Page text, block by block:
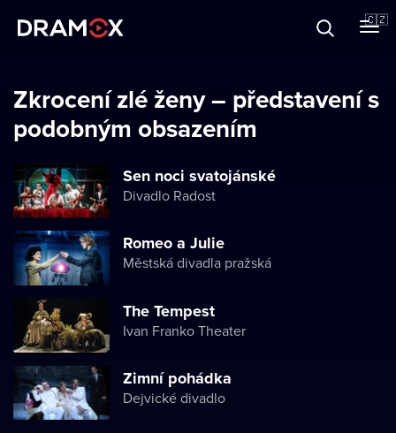
🇨🇿
Registrujte se
Zkrocení zlé ženy – představení s
podobným obsazením
Sen noci svatojánské
Divadlo Radost
Romeo a Julie
Městská divadla pražská
The Tempest
Ivan Franko Theater
Zimní pohádka
Dejvické divadlo